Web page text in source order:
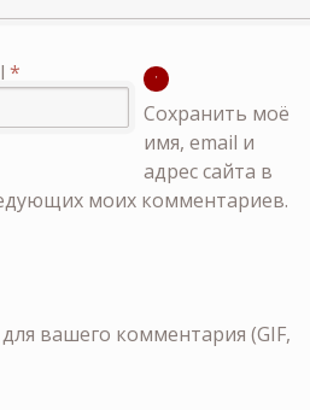
*
Сохранить моё
имя, email и
адрес сайта в
моих комментариев.
вашего комментария (GIF,